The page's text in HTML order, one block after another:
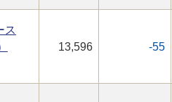
ス
13,596 -55